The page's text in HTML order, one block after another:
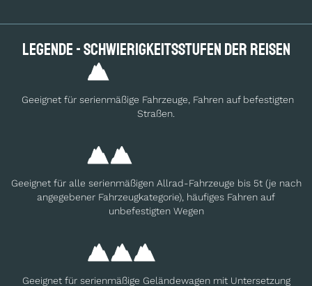
Legende - Schwierig­keits­stufen der Reisen
Geeignet für serienmäßige Fahrzeuge, Fahren auf befestigten
Straßen.
Geeignet für alle serienmäßigen Allrad-Fahrzeuge bis 5t (je nach
angegebener Fahrzeugkategorie), häufiges Fahren auf
unbefestigten Wegen
Geeignet für serienmäßige Geländewagen mit Untersetzung